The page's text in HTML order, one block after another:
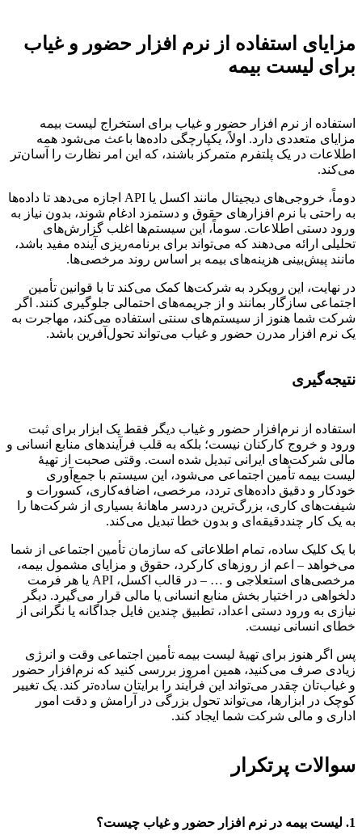
مزایای استفاده از نرم افزار حضور و غیاب
برای لیست بیمه
استفاده از نرم افزار حضور و غیاب برای استخراج لیست بیمه
مزایای متعددی دارد. اولاً، یکپارچگی داده‌ها باعث می‌شود همه
اطلاعات در یک پلتفرم متمرکز باشند، که این امر نظارت را آسان‌تر
می‌کند.
دوماً، خروجی‌های دیجیتال مانند اکسل یا API اجازه می‌دهد تا داده‌ها
به راحتی با نرم افزارهای حقوق و دستمزد ادغام شوند، بدون نیاز به
ورود دستی اطلاعات. سوماً، این سیستم‌ها اغلب گزارش‌های
تحلیلی ارائه می‌دهند که می‌تواند برای برنامه‌ریزی آینده مفید باشد،
مانند پیش‌بینی هزینه‌های بیمه بر اساس روند مرخصی‌ها.
در نهایت، این رویکرد به شرکت‌ها کمک می‌کند تا با قوانین تأمین
اجتماعی سازگار بمانند و از جریمه‌های احتمالی جلوگیری کنند. اگر
شرکت شما هنوز از سیستم‌های سنتی استفاده می‌کند، مهاجرت به
یک نرم افزار مدرن حضور و غیاب می‌تواند تحول‌آفرین باشد.
نتیجه‌گیری
استفاده از نرم‌افزار حضور و غیاب دیگر فقط یک ابزار برای ثبت
ورود و خروج کارکنان نیست؛ بلکه به قلب فرآیندهای منابع انسانی و
مالی شرکت‌های ایرانی تبدیل شده است. وقتی صحبت از تهیهٔ
لیست بیمه تأمین اجتماعی می‌شود، این سیستم با جمع‌آوری
خودکار و دقیق داده‌های تردد، مرخصی، اضافه‌کاری، کسورات و
شیفت‌های کاری، بزرگ‌ترین دردسر ماهانهٔ بسیاری از شرکت‌ها را
به یک کار چنددقیقه‌ای و بدون خطا تبدیل می‌کند.
با یک کلیک ساده، تمام اطلاعاتی که سازمان تأمین اجتماعی از شما
می‌خواهد – اعم از روزهای کارکرد، حقوق و مزایای مشمول بیمه،
مرخصی‌های استعلاجی و … – در قالب اکسل، API یا هر فرمت
دلخواهی در اختیار بخش منابع انسانی یا مالی قرار می‌گیرد. دیگر
نیازی به ورود دستی اعداد، تطبیق چندین فایل جداگانه یا نگرانی از
خطای انسانی نیست.
پس اگر هنوز برای تهیهٔ لیست بیمه تأمین اجتماعی وقت و انرژی
زیادی صرف می‌کنید، همین امروز بررسی کنید که نرم‌افزار حضور
و غیاب‌تان چقدر می‌تواند این فرآیند را برایتان ساده‌تر کند. یک تغییر
کوچک در ابزارها، می‌تواند تحول بزرگی در آرامش و دقت امور
اداری و مالی شرکت شما ایجاد کند.
سوالات پرتکرار
1. لیست بیمه در نرم افزار حضور و غیاب چیست؟